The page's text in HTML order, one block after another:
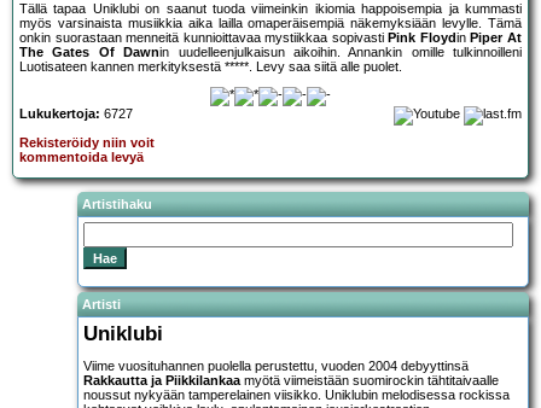
Tällä tapaa Uniklubi on saanut tuoda viimeinkin ikiomia happoisempia ja kummasti
myös varsinaista musiikkia aika lailla omaperäisempiä näkemyksiään levylle. Tämä
onkin suorastaan menneitä kunnioittavaa mystiikkaa sopivasti Pink Floydin Piper At
The Gates Of Dawnin uudelleenjulkaisun aikoihin. Annankin omille tulkinnoilleni
Luotisateen kannen merkityksestä *****. Levy saa siitä alle puolet.
Lukukertoja: 6727
Rekisteröidy niin voit
kommentoida levyä
Artistihaku
Artisti
Uniklubi
Viime vuosituhannen puolella perustettu, vuoden 2004 debyyttinsä
Rakkautta ja Piikkilankaa myötä viimeistään suomirockin tähtitaivaalle
noussut nykyään tamperelainen viisikko. Uniklubin melodisessa rockissa